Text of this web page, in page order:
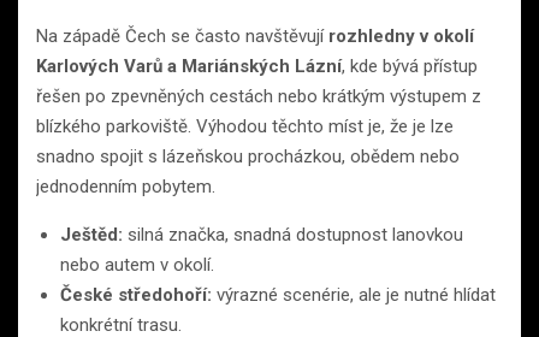
Na západě Čech se často navštěvují rozhledny v okolí
Karlových Varů a Mariánských Lázní, kde bývá přístup
řešen po zpevněných cestách nebo krátkým výstupem z
blízkého parkoviště. Výhodou těchto míst je, že je lze
snadno spojit s lázeňskou procházkou, obědem nebo
jednodenním pobytem.
Ještěd: silná značka, snadná dostupnost lanovkou
nebo autem v okolí.
České středohoří: výrazné scenérie, ale je nutné hlídat
konkrétní trasu.